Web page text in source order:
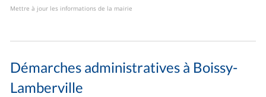
Mettre à jour les informations de la mairie
Démarches administratives à Boissy-
Lamberville